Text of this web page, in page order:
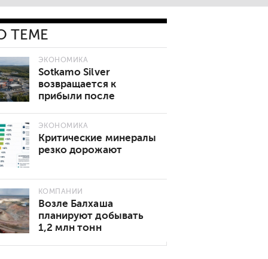
ТЕМЕ
ЭКОНОМИКА
Sotkamo Silver
возвращается к
прибыли после
ЭКОНОМИКА
Критические минералы
резко дорожают
КОМПАНИИ
Возле Балхаша
планируют добывать
1,2 млн тонн